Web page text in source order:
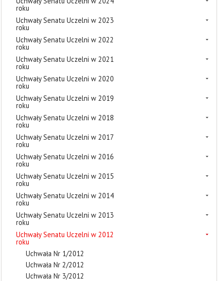
roku
Uchwały Senatu Uczelni w 2023
roku
Uchwały Senatu Uczelni w 2022
roku
Uchwały Senatu Uczelni w 2021
roku
Uchwały Senatu Uczelni w 2020
roku
Uchwały Senatu Uczelni w 2019
roku
Uchwały Senatu Uczelni w 2018
roku
Uchwały Senatu Uczelni w 2017
roku
Uchwały Senatu Uczelni w 2016
roku
Uchwały Senatu Uczelni w 2015
roku
Uchwały Senatu Uczelni w 2014
roku
Uchwały Senatu Uczelni w 2013
roku
Uchwały Senatu Uczelni w 2012
roku
Uchwała Nr 1/2012
Uchwała Nr 2/2012
Uchwała Nr 3/2012